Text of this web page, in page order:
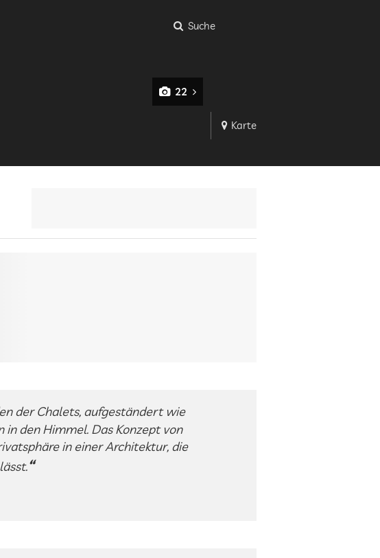
Suche
22
Karte
der Chalets, aufgeständert wie
den Himmel. Das Konzept von
in einer Architektur, die